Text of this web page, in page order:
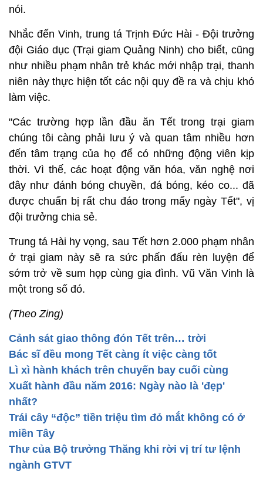
nói.
Nhắc đến Vinh, trung tá Trịnh Đức Hài - Đội trưởng
đội Giáo dục (Trại giam Quảng Ninh) cho biết, cũng
như nhiều phạm nhân trẻ khác mới nhập trại, thanh
niên này thực hiện tốt các nội quy đề ra và chịu khó
làm việc.
"Các trường hợp lần đầu ăn Tết trong trại giam
chúng tôi càng phải lưu ý và quan tâm nhiều hơn
đến tâm trạng của họ để có những động viên kịp
thời. Vì thế, các hoạt động văn hóa, văn nghệ nơi
đây như đánh bóng chuyền, đá bóng, kéo co... đã
được chuẩn bị rất chu đáo trong mấy ngày Tết", vị
đội trưởng chia sẻ.
Trung tá Hài hy vọng, sau Tết hơn 2.000 phạm nhân
ở trại giam này sẽ ra sức phấn đấu rèn luyện để
sớm trở về sum họp cùng gia đình. Vũ Văn Vinh là
một trong số đó.
(Theo Zing)
Cảnh sát giao thông đón Tết trên… trời
Bác sĩ đều mong Tết càng ít việc càng tốt
Lì xì hành khách trên chuyến bay cuối cùng
Xuất hành đầu năm 2016: Ngày nào là 'đẹp'
nhất?
Trái cây “độc” tiền triệu tìm đỏ mắt không có ở
miền Tây
Thư của Bộ trưởng Thăng khi rời vị trí tư lệnh
ngành GTVT